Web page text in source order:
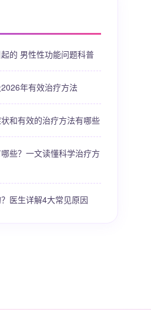
的 男性性功能问题科普
年有效治疗方法
和有效的治疗方法有哪些
些？一文读懂科学治疗方
医生详解4大常见原因